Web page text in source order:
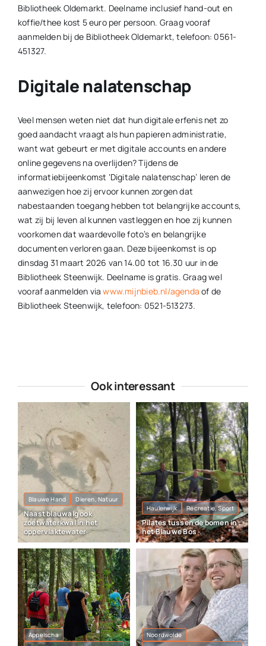
Bibliotheek Oldemarkt. Deelname inclusief hand-out en
koffie/thee kost 5 euro per persoon. Graag vooraf
aanmelden bij de Bibliotheek Oldemarkt, telefoon: 0561-
451327.
Digitale nalatenschap
Veel mensen weten niet dat hun digitale erfenis net zo
goed aandacht vraagt als hun papieren administratie,
want wat gebeurt er met digitale accounts en andere
online gegevens na overlijden? Tijdens de
informatiebijeenkomst ‘Digitale nalatenschap’ leren de
aanwezigen hoe zij ervoor kunnen zorgen dat
nabestaanden toegang hebben tot belangrijke accounts,
wat zij bij leven al kunnen vastleggen en hoe zij kunnen
voorkomen dat waardevolle foto’s en belangrijke
documenten verloren gaan. Deze bijeenkomst is op
dinsdag 31 maart 2026 van 14.00 tot 16.30 uur in de
Bibliotheek Steenwijk. Deelname is gratis. Graag wel
vooraf aanmelden viawww.mijnbieb.nl/agenda of de
Bibliotheek Steenwijk, telefoon: 0521-513273.
Ook interessant
Blauwe Hand Dieren, Natuur
Naast blauwalg ook
zoetwaterkwal in het
oppervlaktewater
Haulerwijk Recreatie, Sport
Pilates tussen de bomen in
het Blauwe Bos
Appelscha
Noordwolde